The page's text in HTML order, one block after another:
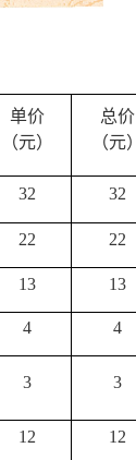
单价
（元）
总价
（元）
32 32
22 22
13 13
4 4
3 3
12 12